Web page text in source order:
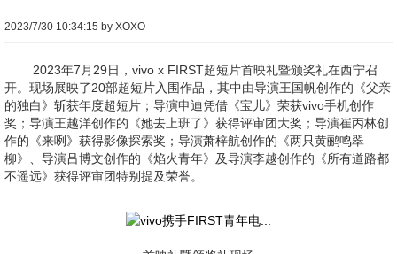
2023/7/30 10:34:15 by XOXO
2023年7月29日，vivo x FIRST超短片首映礼暨颁奖礼在西宁召
开。现场展映了20部超短片入围作品，其中由导演王国帆创作的《父亲
的独白》斩获年度超短片；导演申迪凭借《宝儿》荣获vivo手机创作
奖；导演王越洋创作的《她去上班了》获得评审团大奖；导演崔丙林创
作的《来咧》获得影像探索奖；导演萧梓航创作的《两只黄鹂鸣翠
柳》、导演吕博文创作的《焰火青年》及导演李越创作的《所有道路都
不遥远》获得评审团特别提及荣誉。